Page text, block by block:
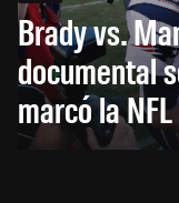
Brady vs.
documental
marcó la NFL